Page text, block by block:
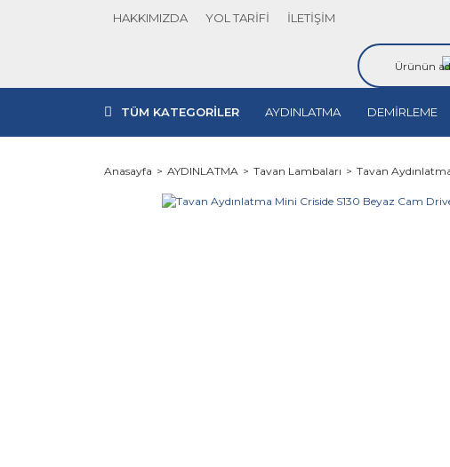
HAKKIMIZDA YOL TARİFİ İLETİŞİM
TÜM KATEGORİLER AYDINLATMA DEMİRLEME
Anasayfa AYDINLATMA Tavan Lambaları Tavan